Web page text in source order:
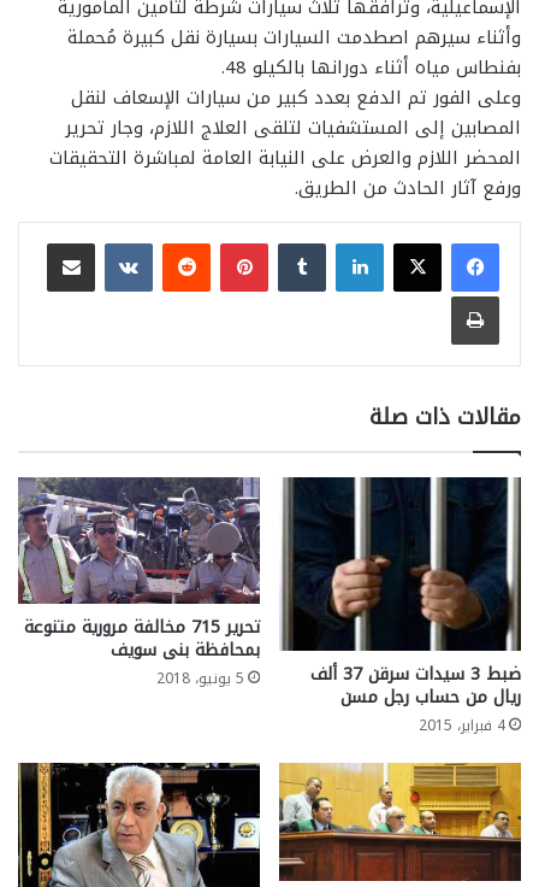
وأثناء سيرهم اصطدمت السيارات بسيارة نقل كبيرة مُحملة
بفنطاس مياه أثناء دورانها بالكيلو 48.
وعلى الفور تم الدفع بعدد كبير من سيارات الإسعاف لنقل
المصابين إلى المستشفيات لتلقى العلاج اللازم، وجار تحرير
المحضر اللازم والعرض على النيابة العامة لمباشرة التحقيقات
ورفع آثار الحادث من الطريق.
لينكدإن بينتيريست
مشاركة عبر البريد
طباعة
مقالات ذات صلة
ضبط 3 سيدات سرقن 37 ألف
ريال من حساب رجل مسن
4 فبراير، 2015
تحرير 715 مخالفة مرورية متنوعة
بمحافظة بنى سويف
5 يونيو، 2018